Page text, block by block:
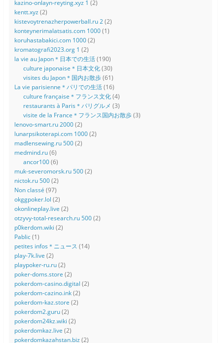
kazino-onlayn-reyting.xyz 1 (2)
kentt.xyz (2)
kistevoytrenazherpowerball.ru 2(2)
konteynerimalatsatis.com 1000(1)
koruhastabakici.com 1000(2)
kromatografi2023.org 1 (2)
la vie au Japon＊日本での生活(190)
culture japonaise＊日本文化(30)
visites du Japon＊国内お散歩(61)
La vie parisienne＊パリでの生活(16)
culture française＊フランス文化(4)
restaurants à Paris＊パリグルメ (3)
visite de la France＊フランス国内お散歩(3)
lenovo-smart.ru 2000(2)
lunarpsikoterapi.com 1000(2)
madlensewing.ru 500(2)
medmind.ru(6)
ancor100(6)
muk-severomorsk.ru 500(2)
nictok.ru 500(2)
Non classé (97)
okggpoker.lol (2)
okonlineplay.live (2)
otzyvy-total-research.ru 500(2)
p0kerdom.wiki (2)
Pablic(1)
petites infos＊ニュース (14)
play-7k.live (2)
playpoker-ru.ru(2)
poker-doms.store (2)
pokerdom-casino.digital (2)
pokerdom-cazino.ink(2)
pokerdom-kaz.store (2)
pokerdom2.guru(2)
pokerdom24kz.wiki (2)
pokerdomkaz.live (2)
pokerdomkazahstan.biz (2)